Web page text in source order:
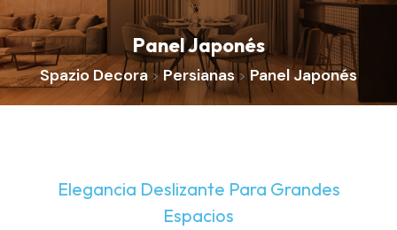
Panel Japonés
Spazio Decora > Persianas >Panel Japonés
Elegancia Deslizante Para Grandes
Espacios